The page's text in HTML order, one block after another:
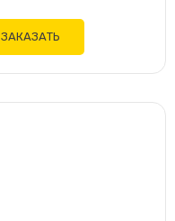
ЗАКАЗАТЬ